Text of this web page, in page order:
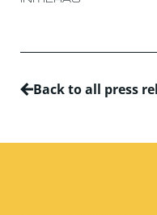
Back to all press